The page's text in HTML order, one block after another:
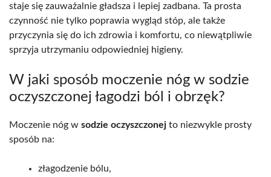
staje się zauważalnie gładsza i lepiej zadbana. Ta prosta
czynność nie tylko poprawia wygląd stóp, ale także
przyczynia się do ich zdrowia i komfortu, co niewątpliwie
sprzyja utrzymaniu odpowiedniej higieny.
W jaki sposób moczenie nóg w sodzie
oczyszczonej łagodzi ból i obrzęk?
Moczenie nóg w sodzie oczyszczonej to niezwykle prosty
sposób na:
złagodzenie bólu,